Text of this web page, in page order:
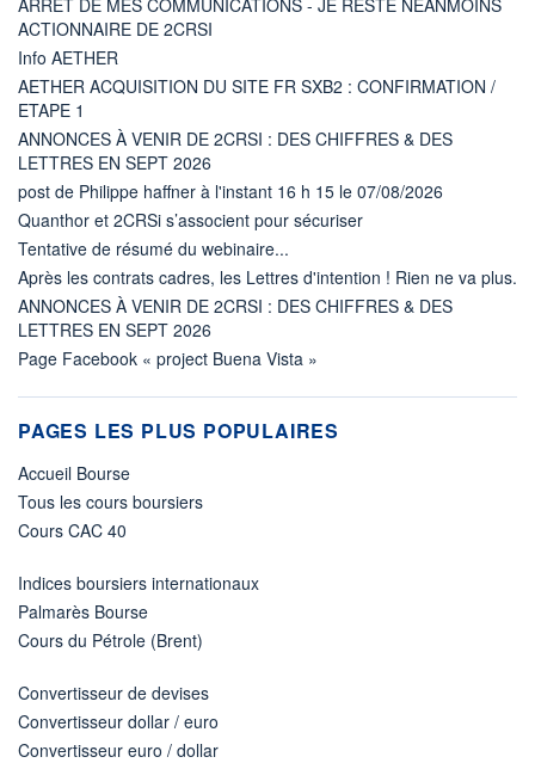
ACTIONNAIRE DE 2CRSI
Info AETHER
AETHER ACQUISITION DU SITE FR SXB2 : CONFIRMATION /
ETAPE 1
ANNONCES À VENIR DE 2CRSI : DES CHIFFRES & DES
LETTRES EN SEPT 2026
post de Philippe haffner à l'instant 16 h 15 le 07/08/2026
Quanthor et 2CRSi s’associent pour sécuriser
Tentative de résumé du webinaire...
Après les contrats cadres, les Lettres d'intention ! Rien ne va plus.
ANNONCES À VENIR DE 2CRSI : DES CHIFFRES & DES
LETTRES EN SEPT 2026
Page Facebook « project Buena Vista »
PAGES LES PLUS POPULAIRES
Accueil Bourse
Tous les cours boursiers
Cours CAC 40
Indices boursiers internationaux
Palmarès Bourse
Cours du Pétrole (Brent)
Convertisseur de devises
Convertisseur dollar / euro
Convertisseur euro / dollar